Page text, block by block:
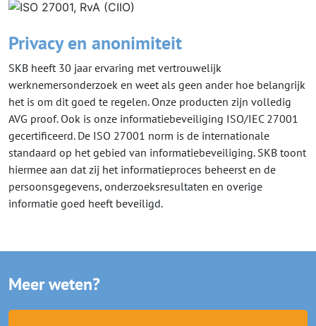
Privacy en anonimiteit
SKB heeft 30 jaar ervaring met vertrouwelijk
werknemersonderzoek en weet als geen ander hoe belangrijk
het is om dit goed te regelen. Onze producten zijn volledig
AVG proof. Ook is onze informatiebeveiliging ISO/IEC 27001
gecertificeerd. De ISO 27001 norm is de internationale
standaard op het gebied van informatiebeveiliging. SKB toont
hiermee aan dat zij het informatieproces beheerst en de
persoonsgegevens, onderzoeksresultaten en overige
informatie goed heeft beveiligd.
Meer weten?